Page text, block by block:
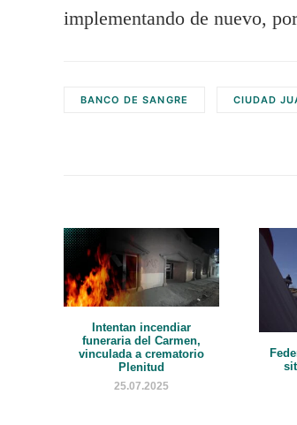
implementando de nuevo,
BANCO DE SANGRE CIUDAD
Intentan incendiar
funeraria del Carmen,
vinculada a crematorio
Plenitud
25.07.2025